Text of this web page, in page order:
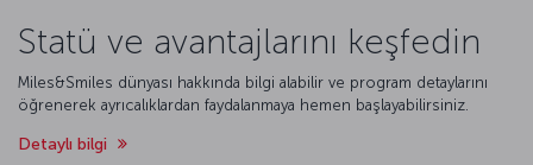
Statü ve avantajlarını keşfedin
Miles&Smiles dünyası hakkında bilgi alabilir ve program detaylarını
öğrenerek ayrıcalıklardan faydalanmaya hemen başlayabilirsiniz.
Detaylı bilgi